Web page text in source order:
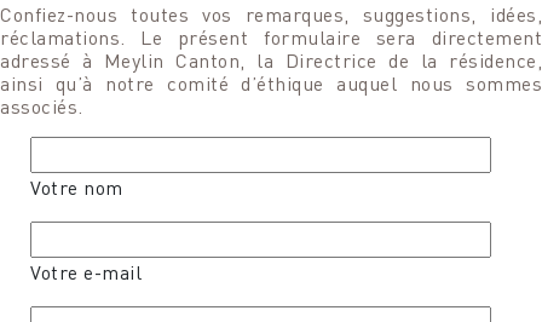
Confiez-nous toutes vos remarques, suggestions, idées,
réclamations. Le présent formulaire sera directement
adressé à Meylin Canton, la Directrice de la résidence,
ainsi qu’à notre comité d’éthique auquel nous sommes
associés.
Votre nom
Votre e-mail